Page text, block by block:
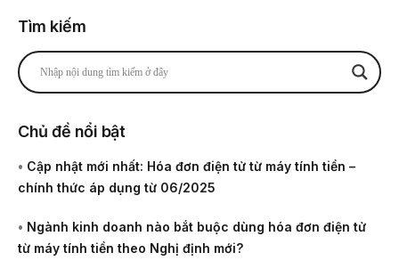
Tìm kiếm
Chủ đề nổi bật
• Cập nhật mới nhất: Hóa đơn điện tử từ máy tính tiền –
chính thức áp dụng từ 06/2025
• Ngành kinh doanh nào bắt buộc dùng hóa đơn điện tử
từ máy tính tiền theo Nghị định mới?